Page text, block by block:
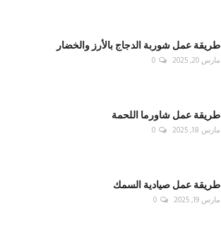
طريقة عمل شوربة الدجاج بالأرز والخضار
مارس 20, 2025 0
طريقة عمل شاورما اللحمة
مارس 18, 2025 0
طريقة عمل صيادية السمك
مارس 19, 2025 0